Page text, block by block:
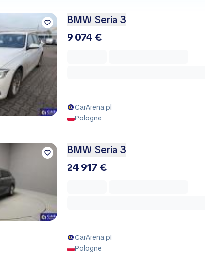
BMW Seria 3
9 074 €
CarArena.pl
Pologne
BMW Seria 3
24 917 €
CarArena.pl
Pologne